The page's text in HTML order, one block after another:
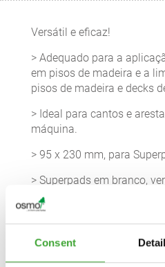
Consent
Versátil e eficaz!
> Adequado para a
em pisos de madeira e a
pisos de madeira e decks
> Ideal para cantos e
máquina.
> 95 x 230 mm, para
> Superpads em branco,
para Aplicação de Óleo
acessórios
> Adequado para alça
Osmo